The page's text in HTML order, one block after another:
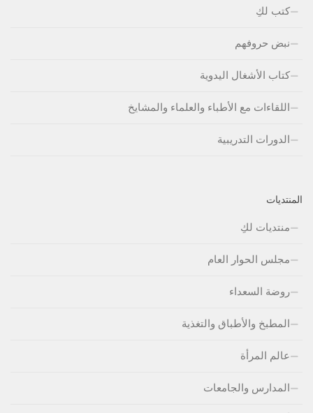
كتب لكِ
نبض حروفهم
كتاب الأشغال اليدوية
اللقاءات مع الأطباء والعلماء والمشايخ
الدورات التدريبية
المنتديات
منتديات لكِ
مجلس الحوار العام
روضة السعداء
المطبخ والأطباق والتغذية
عالم المرأة
المدارس والجامعات